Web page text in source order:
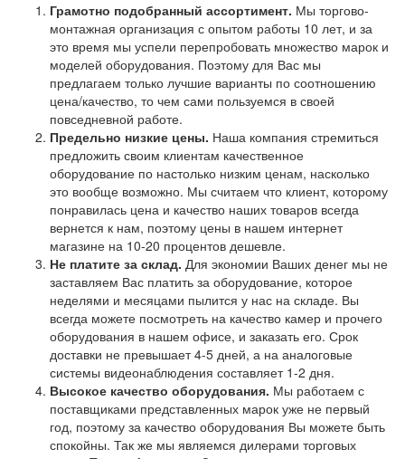
Грамотно подобранный ассортимент. Мы торгово-
монтажная организация с опытом работы 10 лет, и за
это время мы успели перепробовать множество марок и
моделей оборудования. Поэтому для Вас мы
предлагаем только лучшие варианты по соотношению
цена/качество, то чем сами пользуемся в своей
повседневной работе.
Предельно низкие цены. Наша компания стремиться
предложить своим клиентам качественное
оборудование по настолько низким ценам, насколько
это вообще возможно. Мы считаем что клиент, которому
понравилась цена и качество наших товаров всегда
вернется к нам, поэтому цены в нашем интернет
магазине на 10-20 процентов дешевле.
Не платите за склад. Для экономии Ваших денег мы не
заставляем Вас платить за оборудование, которое
неделями и месяцами пылится у нас на складе. Вы
всегда можете посмотреть на качество камер и прочего
оборудования в нашем офисе, и заказать его. Срок
доставки не превышает 4-5 дней, а на аналоговые
системы видеонаблюдения составляет 1-2 дня.
Высокое качество оборудования. Мы работаем с
поставщиками представленных марок уже не первый
год, поэтому за качество оборудования Вы можете быть
спокойны. Так же мы являемся дилерами торговых